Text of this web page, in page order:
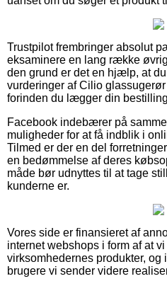
Trustpilot frembringer absolut
eksaminere en lang række
den grund er det en hjælp, at
vurderinger af Cilio
forinden du lægger din
Facebook indebærer på
muligheder for at få indblik i
Tilmed er der en del
en bedømmelse af deres
måde bør udnyttes til at tage
kunderne er.
Vores side er finansieret af
internet webshops i form af at
virksomhedernes produkter, og
brugere vi sender videre